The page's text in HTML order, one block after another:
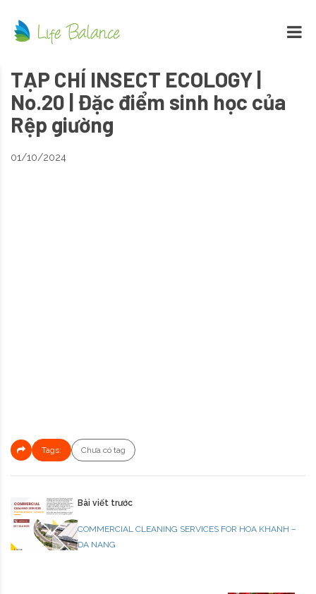
TẠP CHÍ INSECT ECOLOGY |
No.20 | Đặc điểm sinh học của
Rệp giường
01/10/2024
Tags: Chưa có tag
Bài viết trước
COMMERCIAL CLEANING SERVICES FOR HOA KHANH –
DA NANG